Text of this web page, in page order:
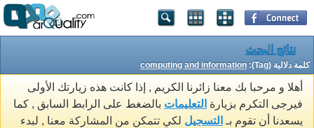
نتائج البحث
كلمة دلالية (Tag): computing and information
أهلا و مرحبا بك معنا زائرنا الكريم , إذا كانت هذه زيارتك الأولى
فيرجى التكرم بزيارة التعليمات بالضغط على الرابط السابق , كما
يسعدنا أن تقوم بـ التسجيل لكي تتمكن من المشاركة معنا , لبدء